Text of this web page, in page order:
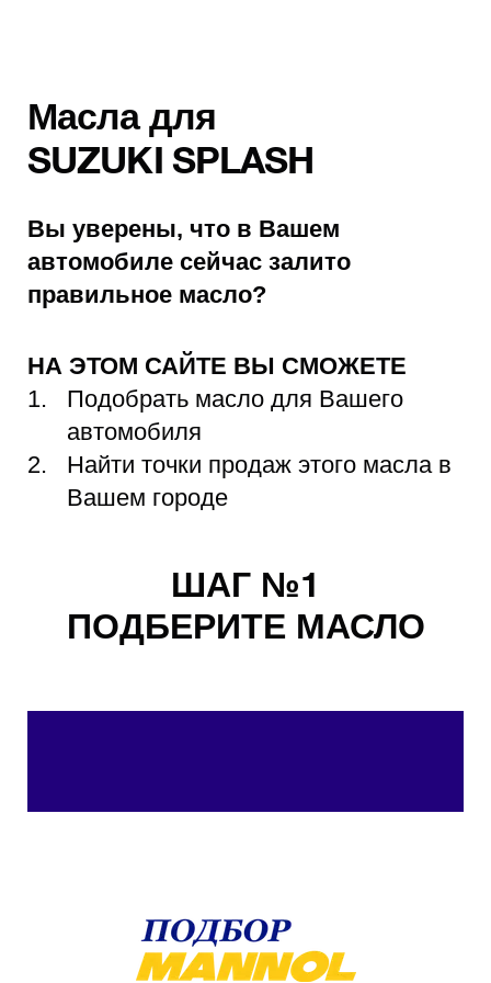
Масла для
SUZUKI SPLASH
Вы уверены, что в Вашем
автомобиле сейчас залито
правильное масло?
НА ЭТОМ САЙТЕ ВЫ СМОЖЕТЕ
Подобрать масло для Вашего
автомобиля
Найти точки продаж этого масла в
Вашем городе
ШАГ №1
ПОДБЕРИТЕ МАСЛО